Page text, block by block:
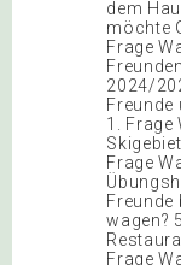
dem
möchte
Frage
2024/
Freunde
1. Frage
Frage
Freunde
wagen?
Frage